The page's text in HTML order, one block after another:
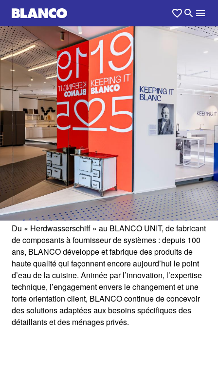
HISTOIRE DE
BLANCO
Un siècle d’innovation au point d’eau de la
1 /0
Du « Herdwasserschiff » au BLANCO UNIT, de fabricant
de composants à fournisseur de systèmes : depuis 100
ans, BLANCO développe et fabrique des produits de
haute qualité qui façonnent encore aujourd’hui le point
d’eau de la cuisine. Animée par l’innovation, l’expertise
technique, l’engagement envers le changement et une
forte orientation client, BLANCO continue de concevoir
des solutions adaptées aux besoins spécifiques des
détaillants et des ménages privés.